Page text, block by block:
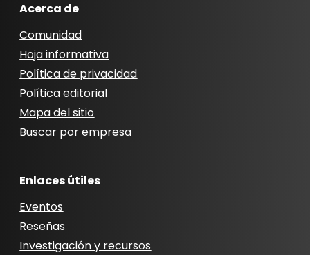
Acerca de
Comunidad
Hoja informativa
Política de privacidad
Política editorial
Mapa del sitio
Buscar por empresa
Enlaces útiles
Eventos
Reseñas
Investigación y recursos